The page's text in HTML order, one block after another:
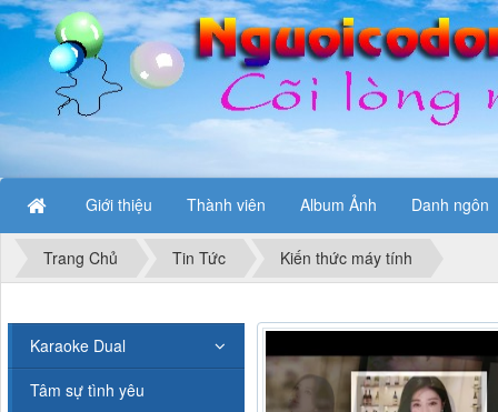
Giới thiệu Thành viên Album Ảnh Danh ngôn
Trang Chủ Tin Tức Kiến thức máy tính
Karaoke Dual
Tâm sự tình yêu